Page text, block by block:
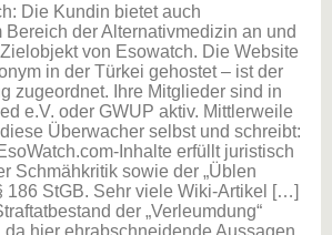
Die Kundin bietet auch
der Alternativmedizin an und
von Esowatch. Die Website
in der Türkei gehostet – ist der
zugeordnet. Ihre Mitglieder sind in
e.V. oder GWUP aktiv. Mittlerweile
Überwacher selbst und schreibt:
Inhalte erfüllt juristisch
Schmähkritik sowie der „Üblen
186 StGB. Sehr viele Wiki-Artikel […]
der „Verleumdung“
hier ehrabschneidende Aussagen